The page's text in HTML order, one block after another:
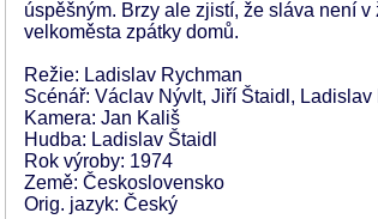
úspěšným. Brzy ale zjistí, že sláva není
velkoměsta zpátky domů.
Režie: Ladislav Rychman
Scénář: Václav Nývlt, Jiří Štaidl, Ladislav
Kamera: Jan Kališ
Hudba: Ladislav Štaidl
Rok výroby: 1974
Země: Československo
Orig. jazyk: Český